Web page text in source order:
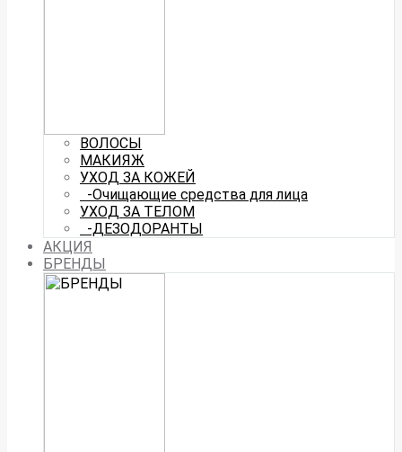
ВОЛОСЫ
МАКИЯЖ
УХОД ЗА КОЖЕЙ
-Очищающие средства для лица
УХОД ЗА ТЕЛОМ
-ДЕЗОДОРАНТЫ
АКЦИЯ
БРЕНДЫ